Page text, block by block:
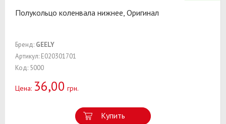
Полукольцо коленвала нижнее, Оригинал
Бренд: GEELY
Артикул: E020301701
Код: 5000
Цена: 36,00 грн.
Купить